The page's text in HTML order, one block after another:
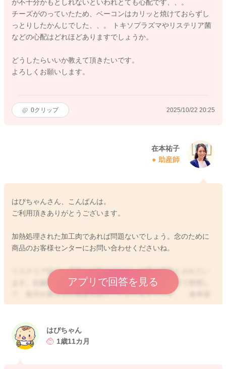
が不十分かもとしれないといわれとても心配です、、。
チーズがのっていたため、ベーコンはカリッと焼けておらずし
っとりしたかんじでした、、。 トキソプラズマやリステリア菌
などの心配はどれほどありますでしょうか。
どうしたらいいか教えて頂きたいです。
よろしくお願いします。
0クリップ 2025/10/22 20:25
在本祐子
助産師
はぴちゃんさん、こんばんは。
ご利用頂きありがとうございます。
加熱処理された加工肉であれば問題ないでしょう。念のために
商品のお客様センターにお問い合わせくださいね。
リステリア症は、早期に診断できれば、治療が可能とされてい
ます。妊娠中に感染した場合には、速やかに抗生物質で管理し
て、胎児や新生児の感染を防ぐことができそうです。 参考資
料を添付いたします。 よろしくお願いします。https://www.for
アプリで回答を見る
はぴちゃん
1歳11カ月